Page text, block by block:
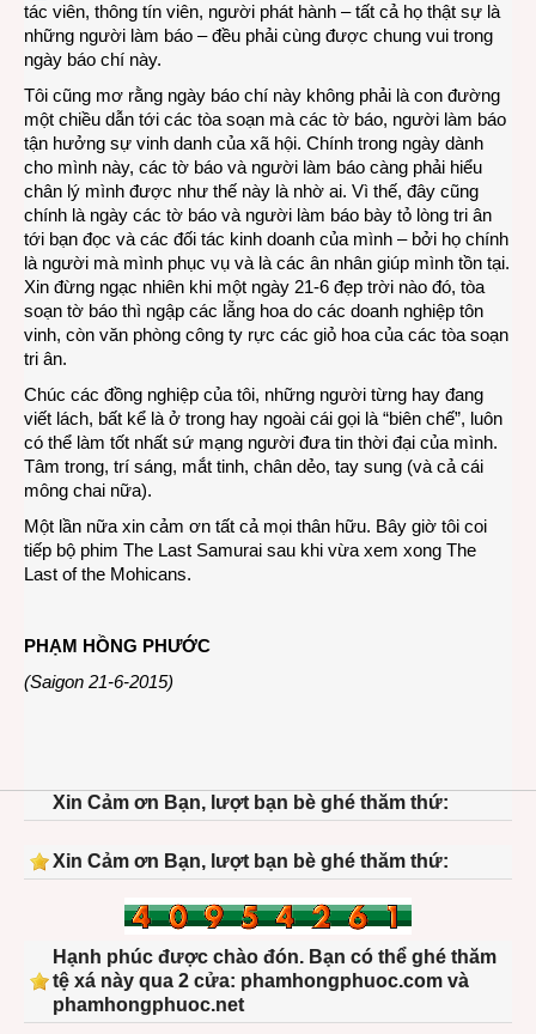
tác viên, thông tín viên, người phát hành – tất cả họ thật sự là
những người làm báo – đều phải cùng được chung vui trong
ngày báo chí này.
Tôi cũng mơ rằng ngày báo chí này không phải là con đường
một chiều dẫn tới các tòa soạn mà các tờ báo, người làm báo
tận hưởng sự vinh danh của xã hội. Chính trong ngày dành
cho mình này, các tờ báo và người làm báo càng phải hiểu
chân lý mình được như thế này là nhờ ai. Vì thế, đây cũng
chính là ngày các tờ báo và người làm báo bày tỏ lòng tri ân
tới bạn đọc và các đối tác kinh doanh của mình – bởi họ chính
là người mà mình phục vụ và là các ân nhân giúp mình tồn tại.
Xin đừng ngạc nhiên khi một ngày 21-6 đẹp trời nào đó, tòa
soạn tờ báo thì ngập các lẵng hoa do các doanh nghiệp tôn
vinh, còn văn phòng công ty rực các giỏ hoa của các tòa soạn
tri ân.
Chúc các đồng nghiệp của tôi, những người từng hay đang
viết lách, bất kể là ở trong hay ngoài cái gọi là “biên chế”, luôn
có thể làm tốt nhất sứ mạng người đưa tin thời đại của mình.
Tâm trong, trí sáng, mắt tinh, chân dẻo, tay sung (và cả cái
mông chai nữa).
Một lần nữa xin cảm ơn tất cả mọi thân hữu. Bây giờ tôi coi
tiếp bộ phim The Last Samurai sau khi vừa xem xong The
Last of the Mohicans.
PHẠM HỒNG PHƯỚC
(Saigon 21-6-2015)
Xin Cảm ơn Bạn, lượt bạn bè ghé thăm thứ:
Xin Cảm ơn Bạn, lượt bạn bè ghé thăm thứ:
Hạnh phúc được chào đón. Bạn có thể ghé thăm
tệ xá này qua 2 cửa: phamhongphuoc.com và
phamhongphuoc.net